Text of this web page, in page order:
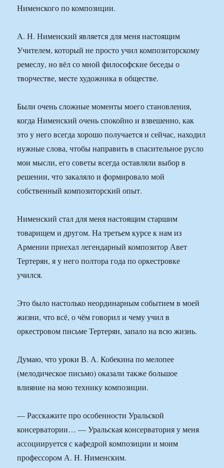
Нименского по композиции.
А. Н. Нименский является для меня настоящим
Учителем, который не просто учил композиторскому
ремеслу, но вёл со мной философские беседы о
творчестве, месте художника в обществе.
Были очень сложные моменты моего становления,
когда Нименский очень спокойно и взвешенно, как
это у него всегда хорошо получается и сейчас, находил
нужные слова, чтобы направить в спасительное русло
мои мысли, его советы всегда оставляли выбор в
решении, что закаляло и формировало мой
собственный композиторский опыт.
Нименский стал для меня настоящим старшим
товарищем и другом. На третьем курсе к нам из
Армении приехал легендарный композитор Авет
Тертерян, я у него полтора года по оркестровке
учился.
Это было настолько неординарным событием в моей
жизни, что всё, о чём говорил и чему учил в
оркестровом письме Тертерян, запало на всю жизнь.
Думаю, что уроки В. А. Кобекина по мелопее
(мелодическое письмо) оказали также большое
влияние на мою технику композиции.
— Расскажите про особенности Уральской
консерватории… — Уральская консерватория у меня
ассоциируется с кафедрой композиции и моим
профессором А. Н. Нименским.